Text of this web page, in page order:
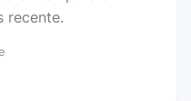
recente.